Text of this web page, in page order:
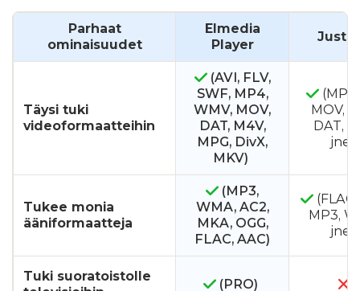
Parhaat
ominaisuudet
Elmedia
Player
Täysi tuki
videoformaatteihin
(AVI, FLV,
SWF, MP4,
WMV, MOV,
DAT, M4V,
MPG, DivX,
MKV)
(MP4,
MOV,
DAT,
jne.)
Tukee monia
ääniformaatteja
(MP3,
WMA, AC2,
MKA, OGG,
FLAC, AAC)
MP3,
jne.)
Tuki suoratoistolle
(PRO)